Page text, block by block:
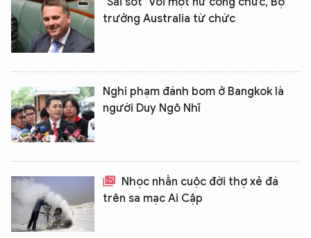
trưởng Australia từ chức
Nghi phạm đánh bom ở Bangkok là
người Duy Ngô Nhĩ
Nhọc nhằn cuộc đời thợ xẻ đá
trên sa mạc Ai Cập